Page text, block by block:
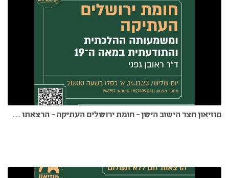
מוזיאון חצר הישוב הישן - חומת ירושלים העתיקה - הרצאתו של הד"ר ראובן גפני 14.11.23